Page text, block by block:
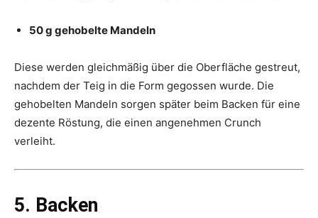
50 g gehobelte Mandeln
Diese werden gleichmäßig über die Oberfläche gestreut,
nachdem der Teig in die Form gegossen wurde. Die
gehobelten Mandeln sorgen später beim Backen für eine
dezente Röstung, die einen angenehmen Crunch
verleiht.
5. Backen